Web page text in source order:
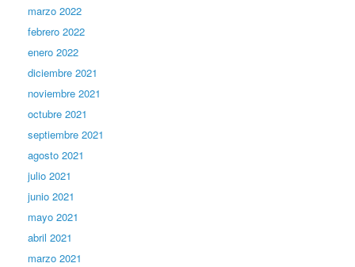
marzo 2022
febrero 2022
enero 2022
diciembre 2021
noviembre 2021
octubre 2021
septiembre 2021
agosto 2021
julio 2021
junio 2021
mayo 2021
abril 2021
marzo 2021